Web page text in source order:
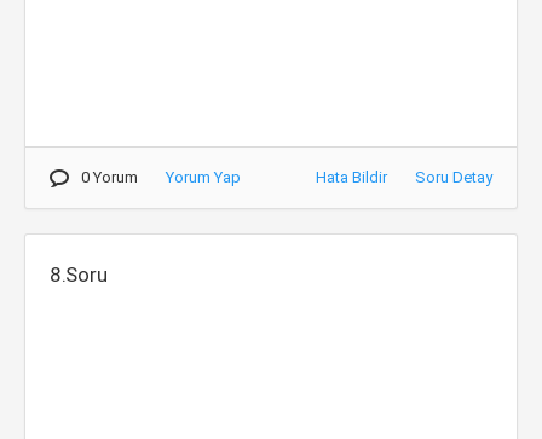
0 Yorum Yorum Yap Hata Bildir Soru Detay
8.Soru